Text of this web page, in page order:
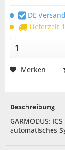
DE
Lieferzeit
Merken
Beschreibung
GARMODUS:
automatisches